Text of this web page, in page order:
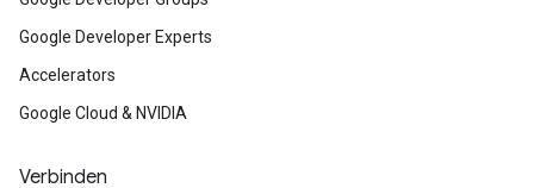
Google Developer Experts
Accelerators
Google Cloud & NVIDIA
Verbinden